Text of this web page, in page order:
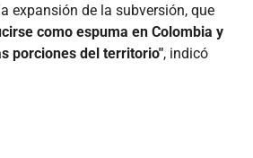
expansión de la subversión, que
como espuma en Colombia y
porciones del territorio", indicó